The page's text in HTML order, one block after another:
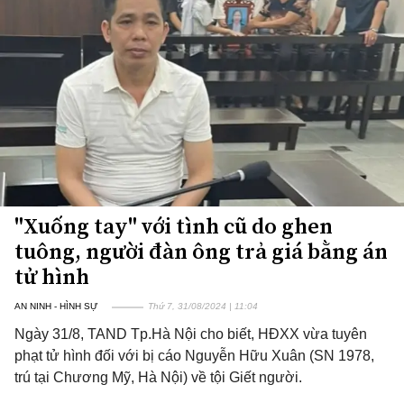
"Xuống tay" với tình cũ do ghen
tuông, người đàn ông trả giá bằng án
tử hình
AN NINH - HÌNH SỰ Thứ 7, 31/08/2024 | 11:04
Ngày 31/8, TAND Tp.Hà Nội cho biết, HĐXX vừa tuyên
phạt tử hình đối với bị cáo Nguyễn Hữu Xuân (SN 1978,
trú tại Chương Mỹ, Hà Nội) về tội Giết người.